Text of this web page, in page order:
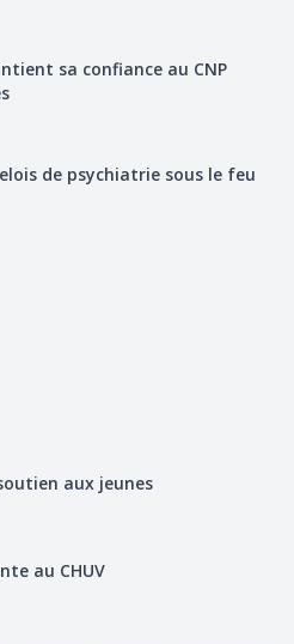
sa confiance au CNP
de psychiatrie sous le feu
aux jeunes
au CHUV